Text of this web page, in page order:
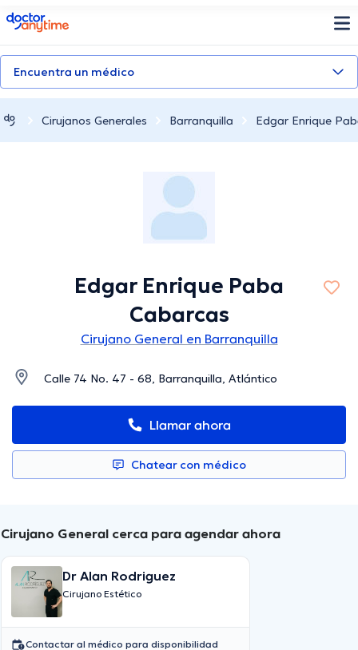
doctoranytime
Encuentra un médico
Cirujanos Generales Barranquilla Edgar Enrique
Edgar Enrique Paba
Cabarcas
Cirujano General en Barranquilla
Calle 74 No. 47 - 68, Barranquilla, Atlántico
Llamar ahora
Chatear con médico
Cirujano General cerca para agendar ahora
Dr Alan Rodriguez
Cirujano Estético
Contactar al médico para disponibilidad